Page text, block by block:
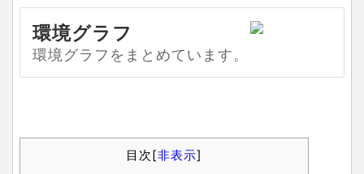
環境グラフ
環境グラフをまとめています。
目次[非表示]